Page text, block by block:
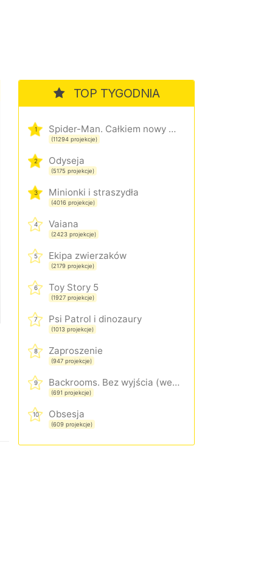
TOP TYGODNIA
1 Spider-Man. Całkiem nowy dzień
(11294 projekcje)
2 Odyseja
(5175 projekcje)
3 Minionki i straszydła
(4016 projekcje)
4 Vaiana
(2423 projekcje)
5 Ekipa zwierzaków
(2179 projekcje)
6 Toy Story 5
(1927 projekcje)
7 Psi Patrol i dinozaury
(1013 projekcje)
8 Zaproszenie
(947 projekcje)
9 Backrooms. Bez wyjścia (wersja rozszerzona)
(691 projekcje)
10 Obsesja
(609 projekcje)